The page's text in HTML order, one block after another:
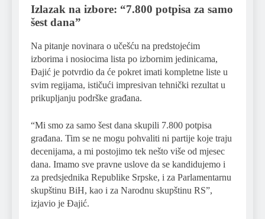
Izlazak na izbore: “7.800 potpisa za samo
šest dana”
Na pitanje novinara o učešću na predstojećim
izborima i nosiocima lista po izbornim jedinicama,
Đajić je potvrdio da će pokret imati kompletne liste u
svim regijama, ističući impresivan tehnički rezultat u
prikupljanju podrške građana.
“Mi smo za samo šest dana skupili 7.800 potpisa
građana. Tim se ne mogu pohvaliti ni partije koje traju
decenijama, a mi postojimo tek nešto više od mjesec
dana. Imamo sve pravne uslove da se kandidujemo i
za predsjednika Republike Srpske, i za Parlamentarnu
skupštinu BiH, kao i za Narodnu skupštinu RS”,
izjavio je Đajić.